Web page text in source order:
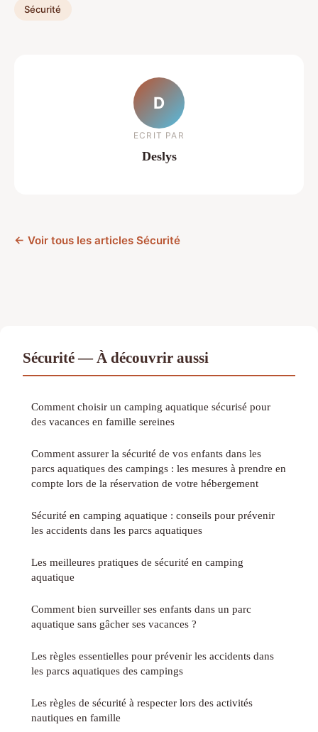
Sécurité
D
ECRIT PAR
Deslys
← Voir tous les articles Sécurité
Sécurité — À découvrir aussi
Comment choisir un camping aquatique sécurisé pour
des vacances en famille sereines
Comment assurer la sécurité de vos enfants dans les
parcs aquatiques des campings : les mesures à prendre en
compte lors de la réservation de votre hébergement
Sécurité en camping aquatique : conseils pour prévenir
les accidents dans les parcs aquatiques
Les meilleures pratiques de sécurité en camping
aquatique
Comment bien surveiller ses enfants dans un parc
aquatique sans gâcher ses vacances ?
Les règles essentielles pour prévenir les accidents dans
les parcs aquatiques des campings
Les règles de sécurité à respecter lors des activités
nautiques en famille